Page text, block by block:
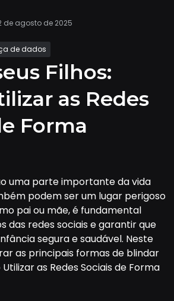
de agosto de 2025
de dados
Filhos:
as Redes
Forma
uma parte importante da vida
podem ser um lugar perigoso
pai ou mãe, é fundamental
das redes sociais e garantir que
segura e saudável. Neste
as principais formas de blindar
as Redes Sociais de Forma